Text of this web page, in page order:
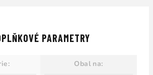
PARAMETRY
: Obal na: